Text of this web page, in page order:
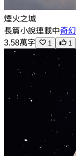
煙火之城
長篇小說連載中奇幻
3.58萬字
1 1